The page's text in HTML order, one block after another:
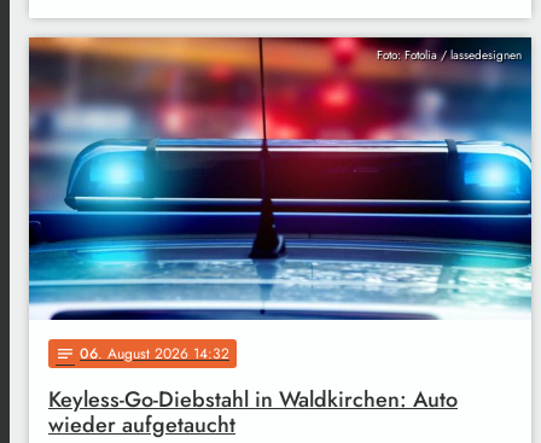
Foto: Fotolia / lassedesignen
notes 06. August 2026 14:32
Keyless-Go-Diebstahl in Waldkirchen: Auto
wieder aufgetaucht